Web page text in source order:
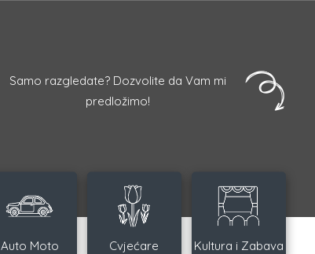
Samo razgledate? Dozvolite da Vam mi
predložimo!
Auto Moto Cvjećare Kultura i Zabava